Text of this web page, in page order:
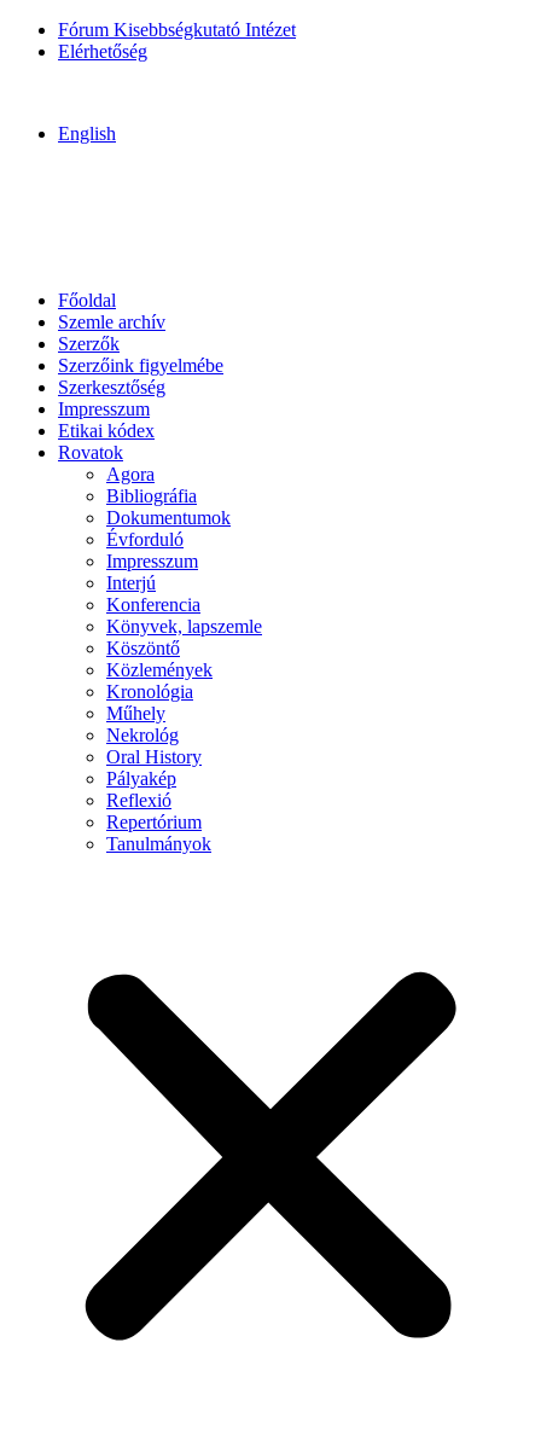
Fórum Kisebbségkutató Intézet
Elérhetőség
English
Főoldal
Szemle archív
Szerzők
Szerzőink figyelmébe
Szerkesztőség
Impresszum
Etikai kódex
Rovatok
Agora
Bibliográfia
Dokumentumok
Évforduló
Impresszum
Interjú
Konferencia
Könyvek, lapszemle
Köszöntő
Közlemények
Kronológia
Műhely
Nekrológ
Oral History
Pályakép
Reflexió
Repertórium
Tanulmányok